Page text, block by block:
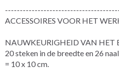
ACCESSOIRES VOOR HET
NAUWKEURIGHEID VAN HET
20 steken in de breedte en 26
= 10 x 10 cm.